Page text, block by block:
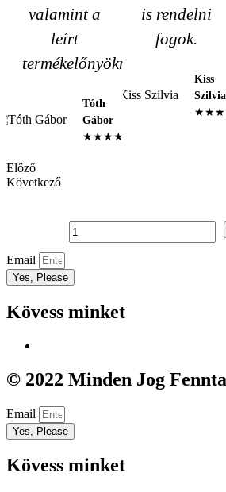
valamint a
leírt
termékelőnyöknek.
Tóth
Gábor
★★★★★
is rendelni
fogok.
Kiss
Szilvia
Előző
Következő
Szilikon
talpbetét
cipőkhöz
quantity
Email
Yes, Please
Kövess minket
© 2022 Minden Jog
Email
Yes, Please
Kövess minket